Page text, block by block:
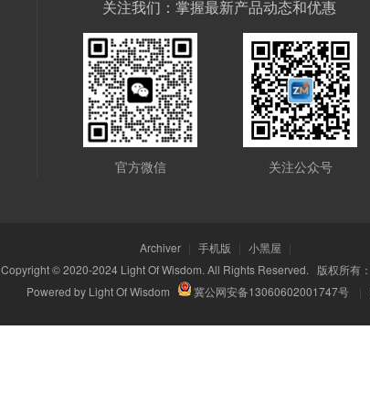
关注我们：掌握最新产品动态和优惠
官方微信 关注公众号
Archiver 手机版 小黑屋
Copyright © 2020-2024 Light Of Wisdom. All Rights Reserved. 版权所有：
Powered by Light Of Wisdom 冀公网安备13060602001747号